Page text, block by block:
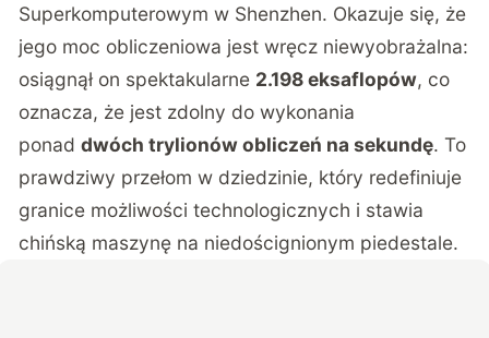
Superkomputerowym w Shenzhen. Okazuje się, że
jego moc obliczeniowa jest wręcz niewyobrażalna:
osiągnął on spektakularne 2.198 eksaflopów, co
oznacza, że jest zdolny do wykonania
ponaddwóch trylionów obliczeń na sekundę. To
prawdziwy przełom w dziedzinie, który redefiniuje
granice możliwości technologicznych i stawia
chińską maszynę na niedoścignionym piedestale.